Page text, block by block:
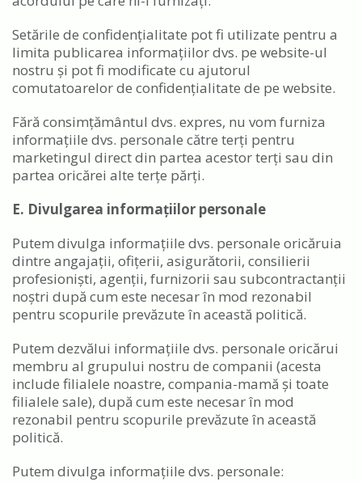
Setările de confidențialitate pot fi utilizate pentru a
limita publicarea informațiilor dvs. pe website-ul
nostru și pot fi modificate cu ajutorul
comutatoarelor de confidențialitate de pe website.
Fără consimțământul dvs. expres, nu vom furniza
informațiile dvs. personale către terți pentru
marketingul direct din partea acestor terți sau din
partea oricărei alte terțe părți.
E. Divulgarea informațiilor personale
Putem divulga informațiile dvs. personale oricăruia
dintre angajații, ofițerii, asigurătorii, consilierii
profesioniști, agenții, furnizorii sau subcontractanții
noștri după cum este necesar în mod rezonabil
pentru scopurile prevăzute în această politică.
Putem dezvălui informațiile dvs. personale oricărui
membru al grupului nostru de companii (acesta
include filialele noastre, compania-mamă și toate
filialele sale), după cum este necesar în mod
rezonabil pentru scopurile prevăzute în această
politică.
Putem divulga informațiile dvs. personale: